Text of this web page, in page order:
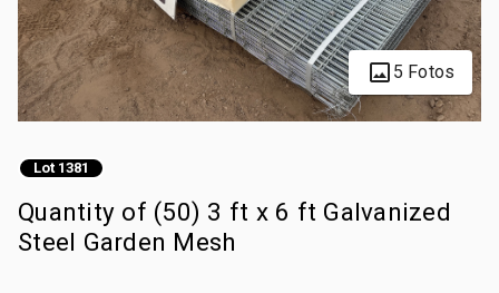
5 Fotos
Lot 1381
Quantity of (50) 3 ft x 6 ft Galvanized
Steel Garden Mesh